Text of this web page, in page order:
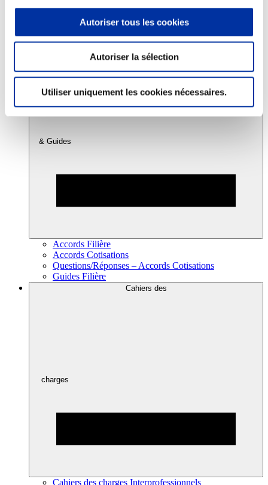
Autoriser tous les cookies
Autoriser la sélection
Utiliser uniquement les cookies nécessaires.
Viandes et santé
Juste rémunération et attractivité des métiers
Info-veille scientifique
Sources d’information
& Guides
Accords Filière
Accords Cotisations
Questions/Réponses – Accords Cotisations
Guides Filière
Cahiers des
charges
Cahiers des charges Interprofessionnels